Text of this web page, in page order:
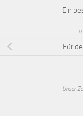
Ein
Für
Unser